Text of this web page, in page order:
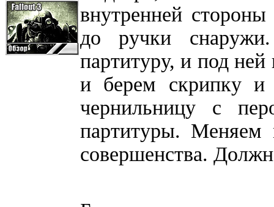
внутренней
до ручки
партитуру, и под
и берем скрипку и
чернильницу с
партитуры. Меняем
совершенства.